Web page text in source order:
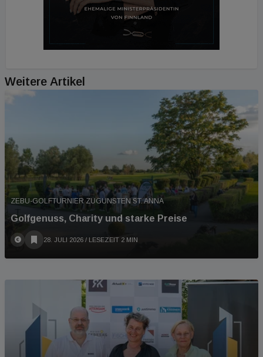
Weitere Artikel
ZEBU-GOLFTURNIER ZUGUNSTEN ST. ANNA
Golfgenuss, Charity und starke Preise
28. JULI 2026 / LESEZEIT 2 MIN